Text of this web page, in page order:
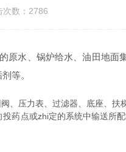
数：2786
水、锅炉给水、油田地面
等。
压力表、过滤器、底座、扶梯
点或zhi定的系统中输送所